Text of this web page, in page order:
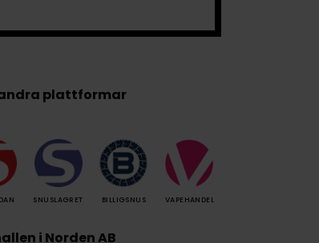
plattformar
SNUSLAGRET BILLIGSNUS VAPEHANDEL
i Norden AB